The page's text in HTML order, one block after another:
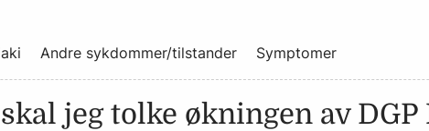
Andre sykdommer/tilstander Symptomer
jeg tolke økningen av DGP